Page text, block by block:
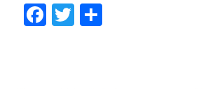
Facebook
Twitter